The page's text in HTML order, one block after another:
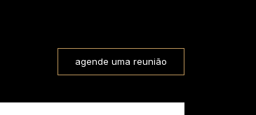
agende uma reunião